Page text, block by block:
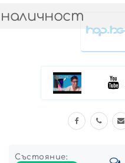
Състояние: